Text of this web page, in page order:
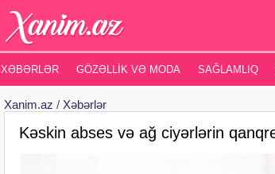
XƏBƏRLƏR GÖZƏLLIK VƏ MODA SAĞLAMLIQ
Xanim.az / Xəbərlər
Kəskin abses və ağ ciyərlərin